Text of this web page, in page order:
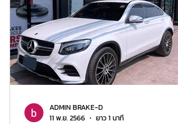
ADMIN BRAKE-D
11 พ.ย. 2566
ยาว 1 นาที